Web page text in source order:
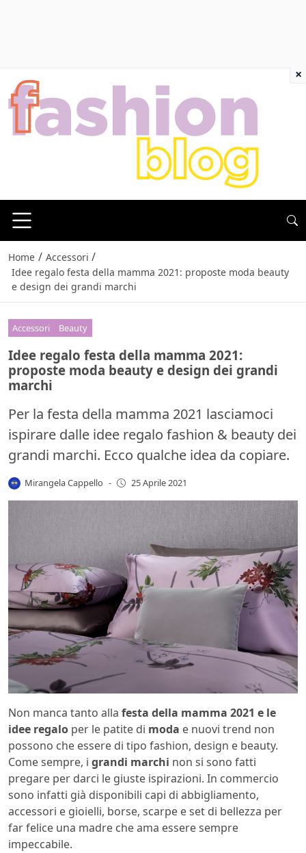
Home / Accessori /
Idee regalo festa della mamma 2021: proposte moda beauty
e design dei grandi marchi
Accessori Beauty
Idee regalo festa della mamma 2021:
proposte moda beauty e design dei grandi
marchi
Per la festa della mamma 2021 lasciamoci
ispirare dalle idee regalo fashion & beauty dei
grandi marchi. Ecco qualche idea da copiare.
Mirangela Cappello - 25 Aprile 2021
Non manca tanto alla festa della mamma 2021 e le
idee regalo per le patite di moda e nuovi trend non
possono che essere di tipo fashion, design e beauty.
Come sempre, i grandi marchi non si sono fatti
pregare per darci le giuste ispirazioni. In commercio
sono infatti già disponibili capi di abbigliamento,
accessori e gioielli, borse, scarpe e set di bellezza per
far felice una madre che ama essere sempre
impeccabile.
×